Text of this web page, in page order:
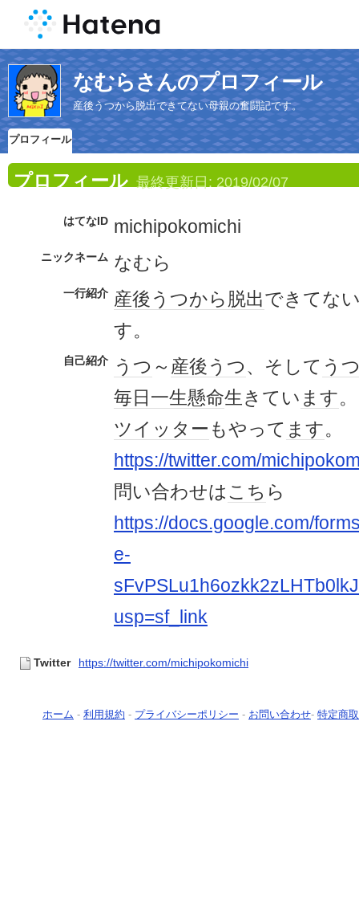
なむらさんのプロフィール
産後うつから脱出できてない母親の奮闘記です。
プロフィール
プロフィール 最終更新日: 2019/02/07
はてなID michipokomichi
ニックネーム なむら
一行紹介 産後うつから 脱出できてな
す。
自己紹介 うつ ～ 産後うつ、そして う
毎日 一生懸命生きてい ます。
ツイッター もやって ます。
https://twitter.com/
問い合わせはこち ら
https://docs.google.com/
e-
usp=sf_link
Twitter https://twitter.com/michipokomichi
ホーム - 利用規約 - プライバシーポリシー - お問い合わせ- 特定商